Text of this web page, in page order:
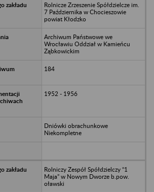
Rolnicze Zrzeszenie Spółdzielcze im.
7 Października w Chocieszowie
powiat Kłodzko
Archiwum Państwowe we
Wrocławiu Oddział w Kamieńcu
Ząbkowickim
184
1952 - 1956
Dniówki obrachunkowe
Niekompletne
Rolniczy Zespół Spółdzielczy “1
Maja” w Nowym Dworze b.pow.
oławski